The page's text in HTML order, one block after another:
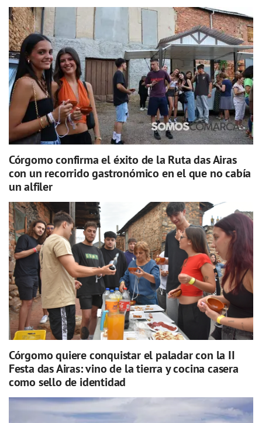
Córgomo confirma el éxito de la Ruta das Airas
con un recorrido gastronómico en el que no cabía
un alfiler
Córgomo quiere conquistar el paladar con la II
Festa das Airas: vino de la tierra y cocina casera
como sello de identidad